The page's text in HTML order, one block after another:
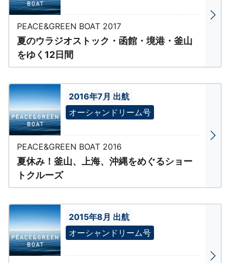
PEACE&GREEN BOAT 2017
夏のウラジオストック・函館・境港・釜山
をゆく12日間
2016年7月 出航
オーシャンドリーム号
PEACE&GREEN BOAT 2016
夏休み！釜山、上海、沖縄をめぐるショー
トクルーズ
2015年8月 出航
オーシャンドリーム号